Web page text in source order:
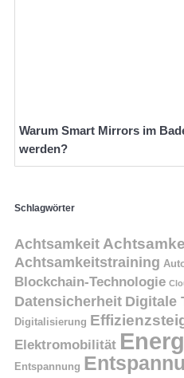
Warum Smart Mirrors im
werden?
Schlagwörter
Achtsamkeit
Achtsamkeitstraining
Blockchain-Technologie
Datensicherheit Digitale
Digitalisierung
Elektromobilität
Entspannung